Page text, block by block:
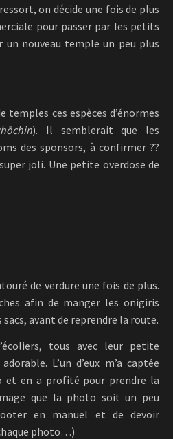
on décide une fois de plus
pour passer par les petits
nouveau temple un peu plus
temples ces espèces d’énormes
). Il semblerait que les
des sponsors, à confirmer ??
joli. Une petite overdose de
de verdure une fois de plus.
afin de manger les onigiris
sacs, avant de reprendre la route.
tous avec leur petite
L’un d’eux m’a captée
et en a profité pour prendre la
que la photo soit un peu
en manuel et de devoir
photo…)